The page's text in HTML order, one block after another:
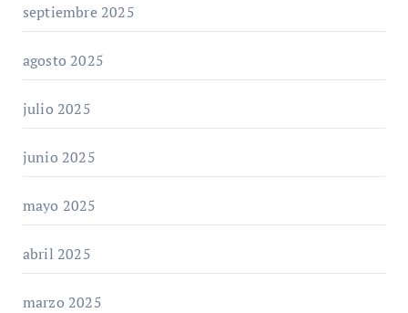
septiembre 2025
agosto 2025
julio 2025
junio 2025
mayo 2025
abril 2025
marzo 2025